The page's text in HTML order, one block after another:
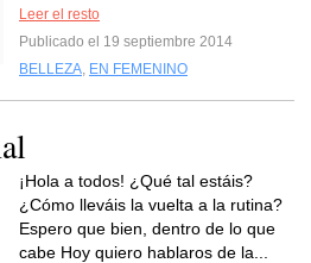
Leer el resto
Publicado el 19 septiembre 2014
BELLEZA, EN FEMENINO
¡Hola a todos! ¿Qué tal estáis?
¿Cómo lleváis la vuelta a la rutina?
Espero que bien, dentro de lo que
cabe Hoy quiero hablaros de la...